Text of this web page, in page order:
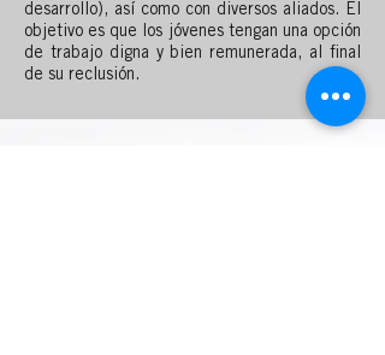
desarrollo), así como con diversos aliados. El
objetivo es que los jóvenes tengan una opción
de trabajo digna y bien remunerada, al final
de su reclusión.